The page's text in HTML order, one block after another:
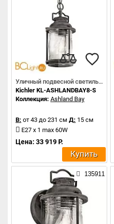
Уличный подвесной светильник
Kichler KL-ASHLANDBAY8-S
Коллекция: Ashland Bay
В: от 43 до 231 см Д: 15 см
E27 x 1 max 60W
Цена: 33 919 Р.
Купить
135911